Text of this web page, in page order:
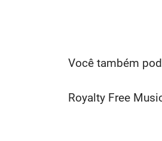
Você também
Royalty Free